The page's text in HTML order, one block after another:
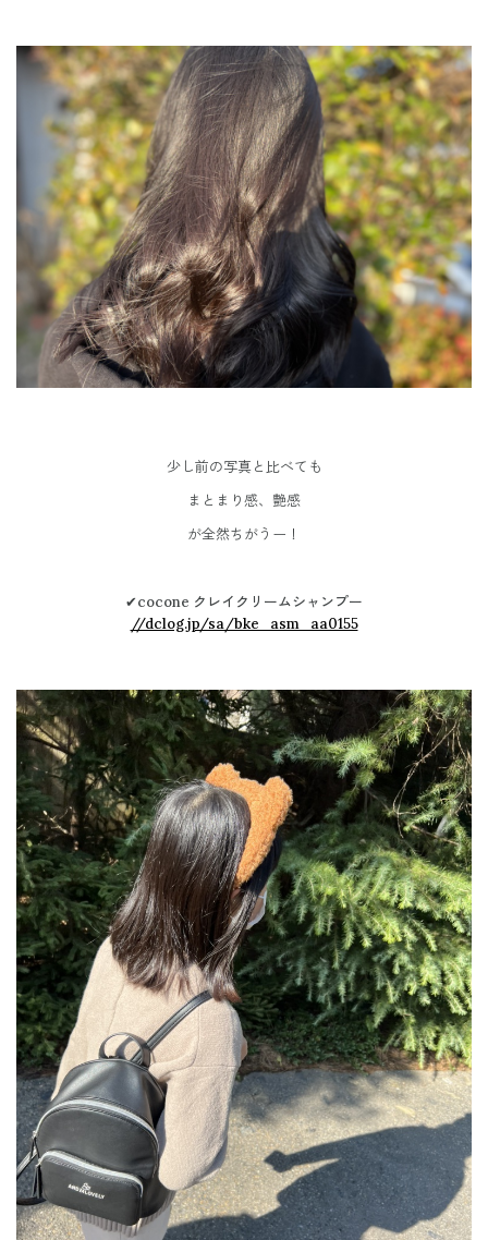
少し前の写真と比べても
まとまり感、艶感
が全然ちがうー！
✔︎cocone クレイクリームシャンプー
//dclog.jp/sa/bke_asm_aa0155